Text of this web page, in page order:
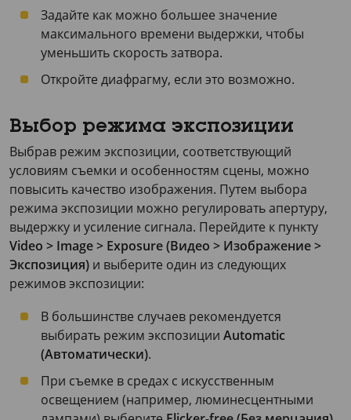
Задайте как можно большее значение
максимального времени выдержки, чтобы
уменьшить скорость затвора.
Откройте диафрагму, если это возможно.
Выбор режима экспозиции
Выбрав режим экспозиции, соответствующий
условиям съемки и особенностям сцены, можно
повысить качество изображения. Путем выбора
режима экспозиции можно регулировать апертуру,
выдержку и усиление сигнала. Перейдите к пункту
Video > Image > Exposure (Видео > Изображение >
Экспозиция) и выберите один из следующих
режимов экспозиции:
В большинстве случаев рекомендуется
выбирать режим экспозиции Automatic
(Автоматически).
При съемке в средах с искусственным
освещением (например, люминесцентными